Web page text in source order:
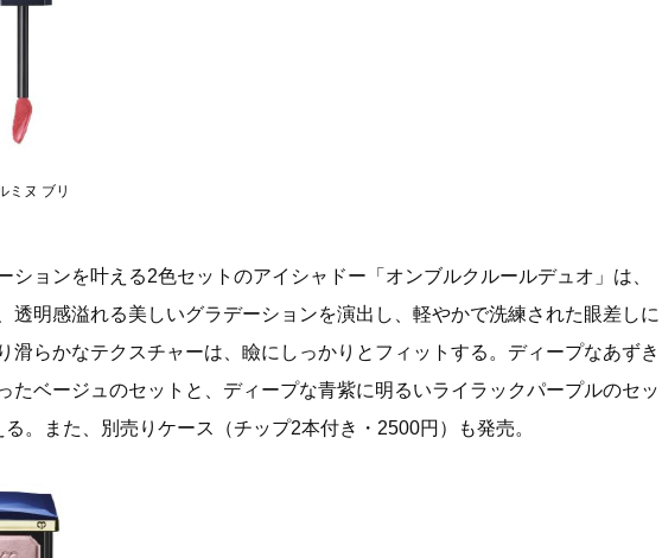
ミヌ ブリ
ションを叶える2色セットのアイシャドー「オンブルクルールデュオ」は、
透明感溢れる美しいグラデーションを演出し、軽やかで洗練された眼差しに
滑らかなテクスチャーは、瞼にしっかりとフィットする。ディープなあずき
たベージュのセットと、ディープな青紫に明るいライラックパープルのセッ
る。また、別売りケース（チップ2本付き・2500円）も発売。